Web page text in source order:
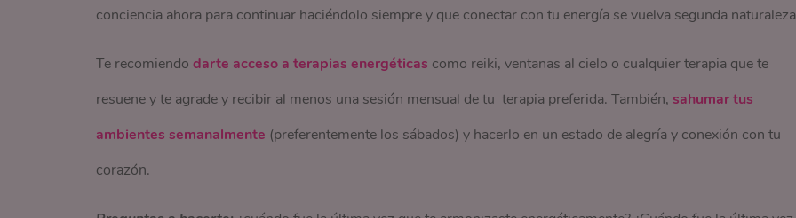
conciencia ahora para continuar haciéndolo siempre y que conectar con tu energía se vuelva segunda
Te recomiendo darte acceso a terapias energéticas como reiki, ventanas al cielo o cualquier terapia que te
resuene y te agrade y recibir al menos una sesión mensual de tu terapia preferida. También, sahumar tus
ambientes semanalmente (preferentemente los sábados) y hacerlo en un estado de alegría y conexión con tu
corazón.